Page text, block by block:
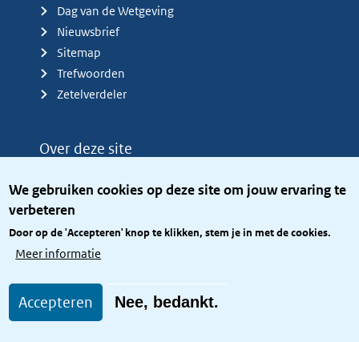
We gebruiken cookies op deze site om jouw ervaring te
verbeteren
Door op de 'Accepteren' knop te klikken, stem je in met de cookies.
Meer informatie
Accepteren Nee, bedankt.
Dag van de Wetgeving
Nieuwsbrief
Sitemap
Trefwoorden
Zetelverdeler
Over deze site
Privacy
Toegang site openbaar
Toegankelijkheid